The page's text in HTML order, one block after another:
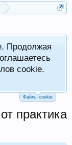
материал
Продолжая
cookie.
Файлы cookie
практика